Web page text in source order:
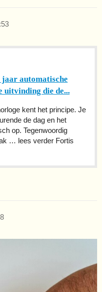
automatische
uitvinding die de...
kent het principe. Je
de dag en het
op. Tegenwoordig
… lees verder Fortis